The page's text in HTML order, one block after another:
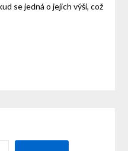
se jedná o jejich výši, což